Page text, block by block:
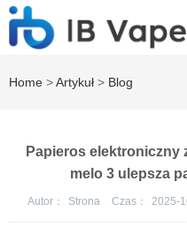
Home >Artykuł > Blog
Papieros elektroniczny
melo 3 ulepsza
Autor： Strona Czas： 2025-